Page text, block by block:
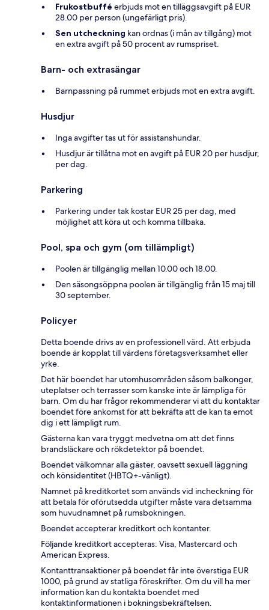
Frukostbuffé erbjuds mot en tilläggsavgift på EUR
28.00 per person (ungefärligt pris).
Sen utcheckning kan ordnas (i mån av tillgång) mot
en extra avgift på 50 procent av rumspriset.
Barn- och extrasängar
Barnpassning på rummet erbjuds mot en extra avgift.
Husdjur
Inga avgifter tas ut för assistanshundar.
Husdjur är tillåtna mot en avgift på EUR 20 per husdjur,
per dag.
Parkering
Parkering under tak kostar EUR 25 per dag, med
möjlighet att köra ut och komma tillbaka.
Pool, spa och gym (om tillämpligt)
Poolen är tillgänglig mellan 10.00 och 18.00.
Den säsongsöppna poolen är tillgänglig från 15 maj till
30 september.
Policyer
Detta boende drivs av en professionell värd. Att erbjuda
boende är kopplat till värdens företagsverksamhet eller
yrke.
Det här boendet har utomhusområden såsom balkonger,
uteplatser och terrasser som kanske inte är lämpliga för
barn. Om du har frågor rekommenderar vi att du kontaktar
boendet före ankomst för att bekräfta att de kan ta emot
dig i ett lämpligt rum.
Gästerna kan vara tryggt medvetna om att det finns
brandsläckare och rökdetektor på boendet.
Boendet välkomnar alla gäster, oavsett sexuell läggning
och könsidentitet (HBTQ+-vänligt).
Namnet på kreditkortet som används vid incheckning för
att betala för oförutsedda utgifter måste vara detsamma
som huvudnamnet på rumsbokningen.
Boendet accepterar kreditkort och kontanter.
Följande kreditkort accepteras: Visa, Mastercard och
American Express.
Kontanttransaktioner på boendet får inte överstiga EUR
1000, på grund av statliga föreskrifter. Om du vill ha mer
information kan du kontakta boendet med
kontaktinformationen i bokningsbekräftelsen.